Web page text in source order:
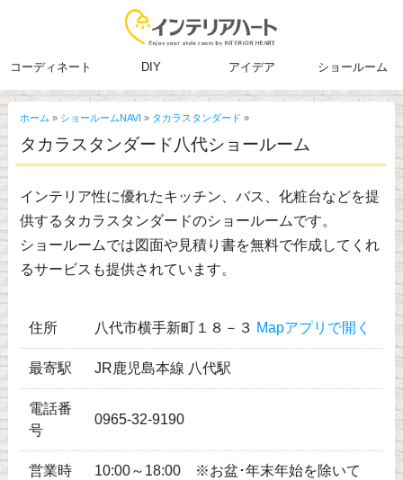
コーディネート DIY アイデア ショールーム
ホーム » ショールームNAVI » タカラスタンダード »
タカラスタンダード八代ショールーム
インテリア性に優れたキッチン、バス、化粧台などを提
供するタカラスタンダードのショールームです。
ショールームでは図面や見積り書を無料で作成してくれ
るサービスも提供されています。
住所 八代市横手新町１８－３ Mapアプリで開く
最寄駅 JR鹿児島本線 八代駅
電話番
号
0965-32-9190
営業時
10:00～18:00 ※お盆･年末年始を除いて